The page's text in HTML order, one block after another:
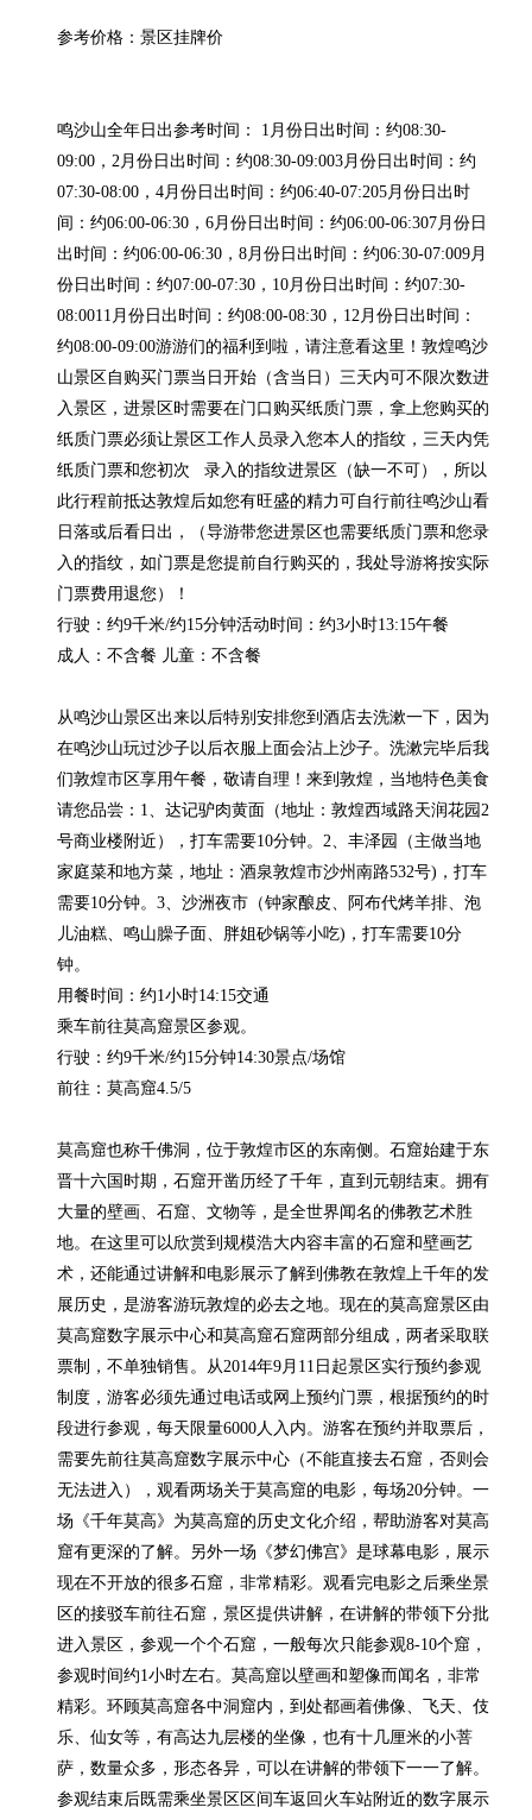
参考价格：景区挂牌价
鸣沙山全年日出参考时间： 1月份日出时间：约08:30-
09:00，2月份日出时间：约08:30-09:003月份日出时间：约
07:30-08:00，4月份日出时间：约06:40-07:205月份日出时
间：约06:00-06:30，6月份日出时间：约06:00-06:307月份日
出时间：约06:00-06:30，8月份日出时间：约06:30-07:009月
份日出时间：约07:00-07:30，10月份日出时间：约07:30-
08:0011月份日出时间：约08:00-08:30，12月份日出时间：
约08:00-09:00游游们的福利到啦，请注意看这里！敦煌鸣沙
山景区自购买门票当日开始（含当日）三天内可不限次数进
入景区，进景区时需要在门口购买纸质门票，拿上您购买的
纸质门票必须让景区工作人员录入您本人的指纹，三天内凭
纸质门票和您初次   录入的指纹进景区（缺一不可），所以
此行程前抵达敦煌后如您有旺盛的精力可自行前往鸣沙山看
日落或后看日出，（导游带您进景区也需要纸质门票和您录
入的指纹，如门票是您提前自行购买的，我处导游将按实际
门票费用退您）！
行驶：约9千米/约15分钟活动时间：约3小时13:15午餐
成人：不含餐 儿童：不含餐
从鸣沙山景区出来以后特别安排您到酒店去洗漱一下，因为
在鸣沙山玩过沙子以后衣服上面会沾上沙子。洗漱完毕后我
们敦煌市区享用午餐，敬请自理！来到敦煌，当地特色美食
请您品尝：1、达记驴肉黄面（地址：敦煌西域路天润花园2
号商业楼附近），打车需要10分钟。2、丰泽园（主做当地
家庭菜和地方菜，地址：酒泉敦煌市沙州南路532号)，打车
需要10分钟。3、沙洲夜市（钟家酿皮、阿布代烤羊排、泡
儿油糕、鸣山臊子面、胖姐砂锅等小吃)，打车需要10分
钟。
用餐时间：约1小时14:15交通
乘车前往莫高窟景区参观。
行驶：约9千米/约15分钟14:30景点/场馆
前往：莫高窟4.5/5
莫高窟也称千佛洞，位于敦煌市区的东南侧。石窟始建于东
晋十六国时期，石窟开凿历经了千年，直到元朝结束。拥有
大量的壁画、石窟、文物等，是全世界闻名的佛教艺术胜
地。在这里可以欣赏到规模浩大内容丰富的石窟和壁画艺
术，还能通过讲解和电影展示了解到佛教在敦煌上千年的发
展历史，是游客游玩敦煌的必去之地。现在的莫高窟景区由
莫高窟数字展示中心和莫高窟石窟两部分组成，两者采取联
票制，不单独销售。从2014年9月11日起景区实行预约参观
制度，游客必须先通过电话或网上预约门票，根据预约的时
段进行参观，每天限量6000人入内。游客在预约并取票后，
需要先前往莫高窟数字展示中心（不能直接去石窟，否则会
无法进入），观看两场关于莫高窟的电影，每场20分钟。一
场《千年莫高》为莫高窟的历史文化介绍，帮助游客对莫高
窟有更深的了解。另外一场《梦幻佛宫》是球幕电影，展示
现在不开放的很多石窟，非常精彩。观看完电影之后乘坐景
区的接驳车前往石窟，景区提供讲解，在讲解的带领下分批
进入景区，参观一个个石窟，一般每次只能参观8-10个窟，
参观时间约1小时左右。莫高窟以壁画和塑像而闻名，非常
精彩。环顾莫高窟各中洞窟内，到处都画着佛像、飞天、伎
乐、仙女等，有高达九层楼的坐像，也有十几厘米的小菩
萨，数量众多，形态各异，可以在讲解的带领下一一了解。
参观结束后既需乘坐景区区间车返回火车站附近的数字展示